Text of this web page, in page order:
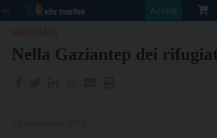
Accedi
Nella Gaziantep dei